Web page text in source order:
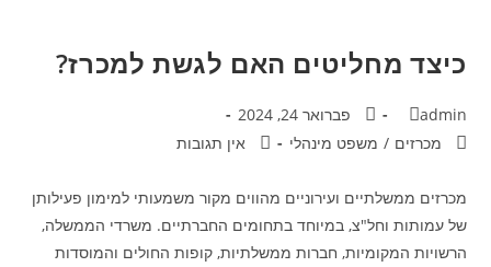
כיצד מחליטים האם לגשת למכרז?
admin
פברואר 24, 2024
מכרזים / משפט מינהלי אין תגובות
מכרזים ממשלתיים ועירוניים מהווים מקור משמעותי למימון פעילותן
של עמותות וחל"צ, במיוחד בתחומים החברתיים. משרדי הממשלה,
הרשויות המקומיות, חברות ממשלתיות, קופות החולים והמוסדות